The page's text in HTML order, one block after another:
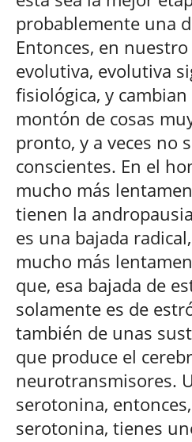
probablemente una
Entonces, en
evolutiva, evolutiva
fisiológica, y
montón de cosas
pronto, y a veces no
conscientes. En el
mucho más
tienen la
es una bajada
mucho más
que, esa bajada de
solamente es de
también de unas
que produce el
neurotransmisores.
serotonina,
serotonina, tienes